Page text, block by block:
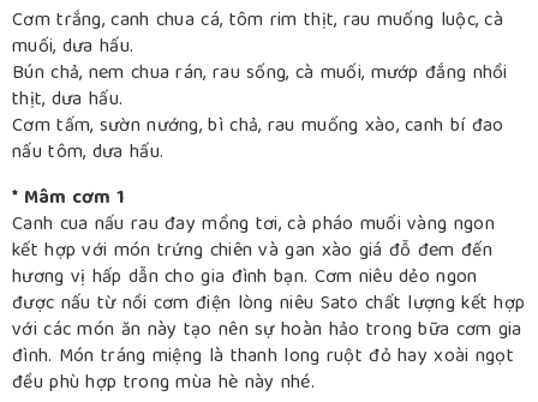
Cơm trắng, canh chua cá, tôm rim thịt, rau muống luộc, cà
muối, dưa hấu.
Bún chả, nem chua rán, rau sống, cà muối, mướp đắng nhồi
thịt, dưa hấu.
Cơm tấm, sườn nướng, bì chả, rau muống xào, canh bí đao
nấu tôm, dưa hấu.
* Mâm cơm 1
Canh cua nấu rau đay mồng tơi, cà pháo muối vàng ngon
kết hợp với món trứng chiên và gan xào giá đỗ đem đến
hương vị hấp dẫn cho gia đình bạn. Cơm niêu dẻo ngon
được nấu từ nồi cơm điện lòng niêu Sato chất lượng kết hợp
với các món ăn này tạo nên sự hoàn hảo trong bữa cơm gia
đình. Món tráng miệng là thanh long ruột đỏ hay xoài ngọt
đều phù hợp trong mùa hè này nhé.